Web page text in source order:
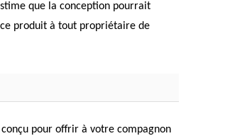
que la conception pourrait
produit à tout propriétaire de
pour offrir à votre compagnon